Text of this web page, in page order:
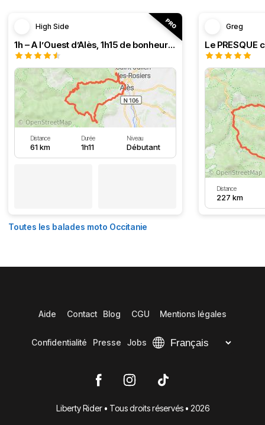
High Side
1h – A l’Ouest d’Alès, 1h15 de bonheur (HSRF23)
Distance
61 km
Durée
1h11
Niveau
Débutant
Greg
Distance
227 km
Toutes les balades moto Occitanie
Aide Contact Blog CGU Mentions légales
Confidentialité Presse Jobs
Liberty Rider • Tous droits réservés • 2026